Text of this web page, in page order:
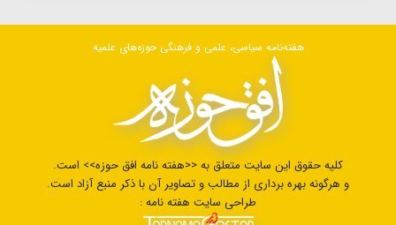
هفته‌نامه سیاسی، علمی و فرهنگی حوزه‌های علمیه
کلیه حقوق این سایت متعلق به <<هفته نامه افق حوزه>> است.
و هرگونه بهره برداری از مطالب و تصاویر آن با ذکر منبع آزاد است.
طراحی سایت هفته نامه :